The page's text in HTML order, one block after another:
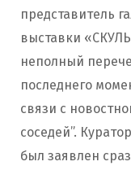
представитель
выставки
неполный
последнего
связи с
соседей”.
был заявлен